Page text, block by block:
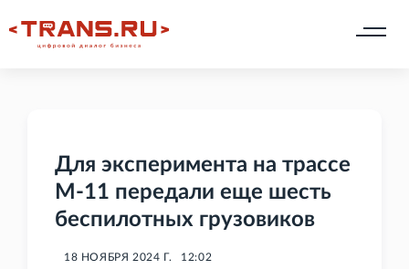
Для эксперимента на трассе
М-11 передали еще шесть
беспилотных грузовиков
18 НОЯБРЯ 2024 Г. 12:02